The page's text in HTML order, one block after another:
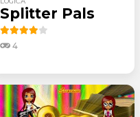
Splitter Pals
4